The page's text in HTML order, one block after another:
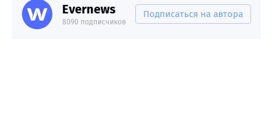
Evernews
8090 подписчиков
Подписаться на автора